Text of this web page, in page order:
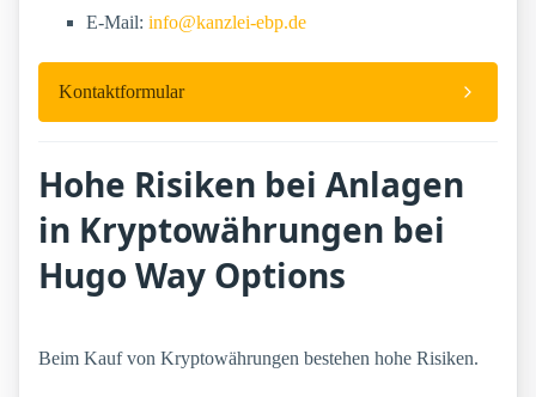
E-Mail: info@kanzlei-ebp.de
Kontaktformular
Hohe Risiken bei Anlagen
in Kryptowährungen bei
Hugo Way Options
Beim Kauf von Kryptowährungen bestehen hohe Risiken.